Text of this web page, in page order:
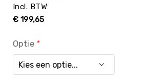
Darts
Evenementen
€ 199,65
Optie